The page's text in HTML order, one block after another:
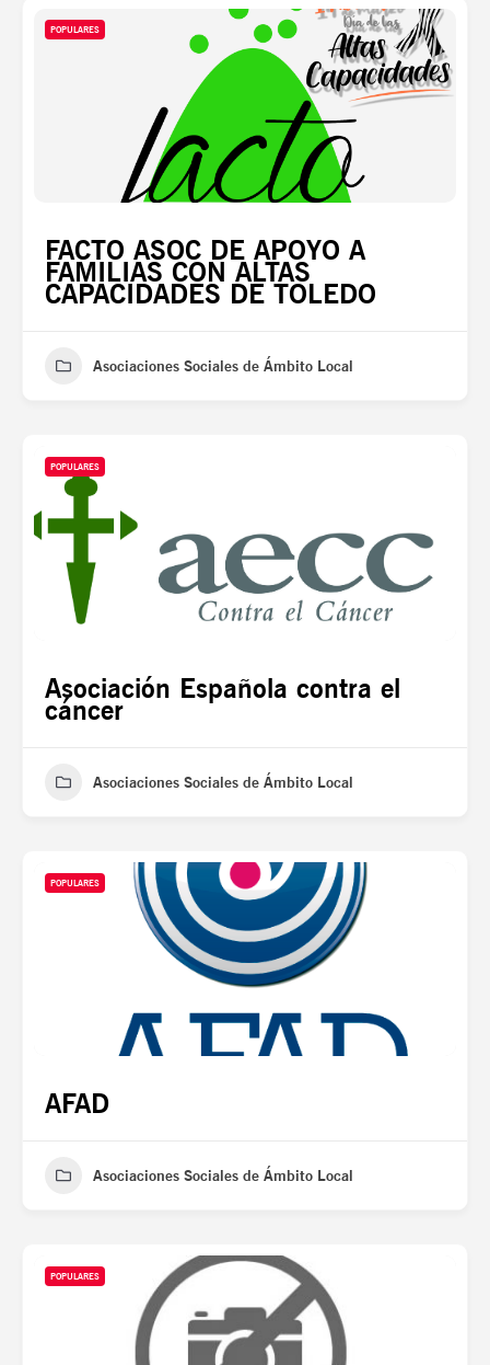
POPULARES
FACTO ASOC DE APOYO A
FAMILIAS CON ALTAS
CAPACIDADES DE TOLEDO
Asociaciones Sociales de Ámbito Local
POPULARES
Asociación Española contra el
cáncer
Asociaciones Sociales de Ámbito Local
POPULARES
AFAD
Asociaciones Sociales de Ámbito Local
POPULARES